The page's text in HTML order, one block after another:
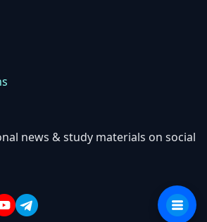
news & study materials on social